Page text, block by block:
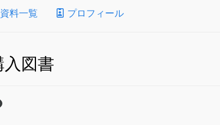
資料一覧 プロフィール
入図書